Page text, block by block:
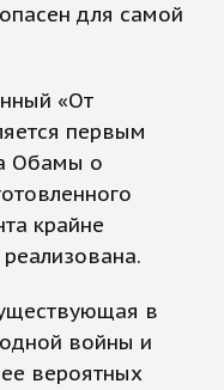
для самой
«От
первым
Обамы о
крайне
в
войны и
вероятных